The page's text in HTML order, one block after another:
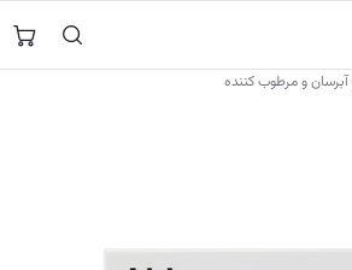
›آبرسان و مرطوب کننده